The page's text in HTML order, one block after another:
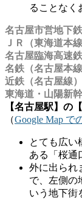
ることなく
名古屋市営地下
ＪＲ（東海道本
名古屋臨海高速
名鉄（名古屋本
近鉄（名古屋線）
東海道・山陽新
【名古屋駅】の
（Google Map で
とても広い
ある「桜通
外に出られ
で、左側の
いう地下街